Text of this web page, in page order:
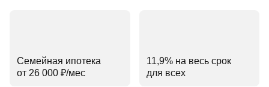
Семейная ипотека
от 26 000 ₽⁠/⁠мес
11,9% на весь срок
для всех